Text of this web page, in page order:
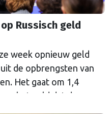
Russisch geld
week opnieuw geld
de opbrengsten van
Het gaat om 1,4
het geld dat de